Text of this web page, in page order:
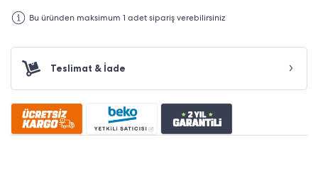
Bu üründen maksimum 1 adet sipariş verebilirsiniz
Teslimat & İade